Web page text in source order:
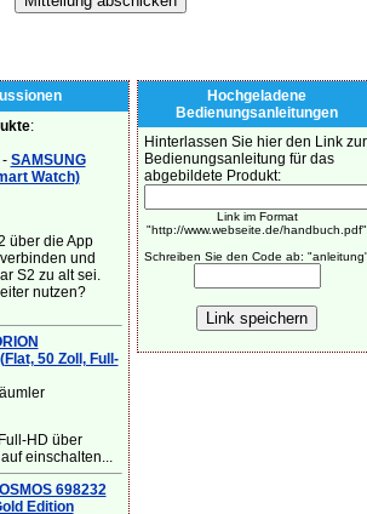
:
SAMSUNG
Watch)
über die App
und
S2 zu alt sei.
nutzen?
50 Zoll, Full-
HD über
einschalten...
698232
Edition
Hochgeladene
Bedienungsanleitungen
Hinterlassen Sie hier den Link zur
Bedienungsanleitung für das
abgebildete Produkt:
Link im Format
"http://www.webseite.de/handbuch.pdf"
Schreiben Sie den Code ab: